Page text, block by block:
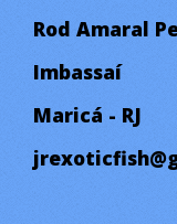
Rod Amaral
Imbassaí
Maricá - RJ